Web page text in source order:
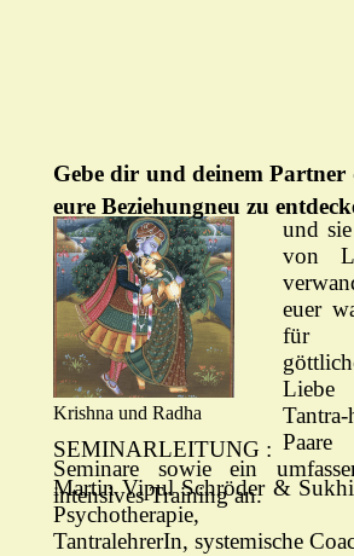
Gebe dir und deinem Partner
eure Beziehungneu zu
Krishna und Radha
und
von
euer
für
Liebe
Seminare sowie ein
intensives Training an.
SEMINARLEITUNG :
Martin Vipul Schröder &
Psychotherapie,
TantralehrerIn, systemische